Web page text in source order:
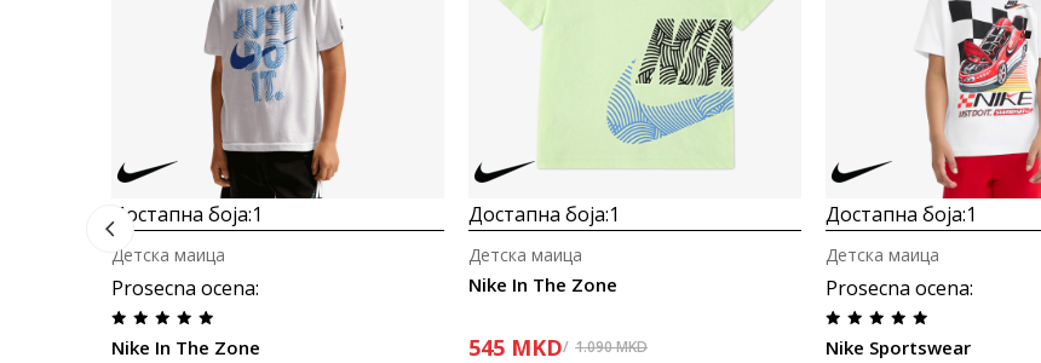
Достапна боја:1
Prosecna ocena:
Nike In The Zone
Детска маица
Достапна боја:1
Nike In The Zone
Детска маица
545 MKD 1.090MKD
Достапна боја:1
Prosecna ocena:
Nike Sportswear
Детска маица